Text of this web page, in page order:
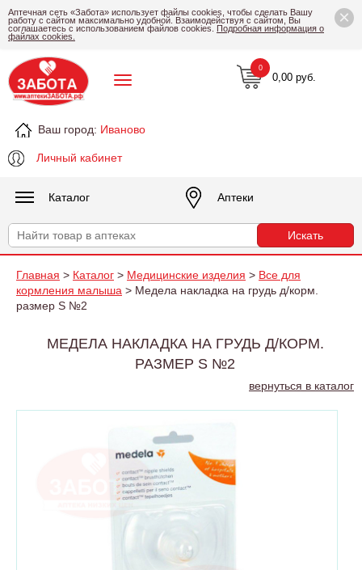
×
Аптечная сеть «Забота» использует файлы cookies, чтобы сделать Вашу
работу с сайтом максимально удобной. Взаимодействуя с сайтом, Вы
соглашаетесь с использованием файлов cookies. Подробная информация о
файлах cookies.
Ваш город: Иваново
Личный кабинет
0,00 руб.
0
Каталог Аптеки
Главная > Каталог > Медицинские изделия > Все для
кормления малыша > Медела накладка на грудь д/корм.
размер S №2
МЕДЕЛА НАКЛАДКА НА ГРУДЬ Д/КОРМ.
РАЗМЕР S №2
вернуться в каталог